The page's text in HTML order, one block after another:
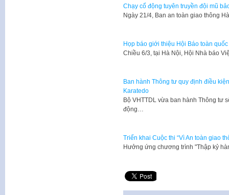
Chạy cổ động tuyên truyền đội mũ
​Ngày 21/4, Ban an toàn giao thông
Họp báo giới thiệu Hội Báo toàn
Chiều 6/3, tại Hà Nội, Hội Nhà báo
Ban hành Thông tư quy định điều
Karatedo
Bộ VHTTDL vừa ban hành Thông tư
động…
Triển khai Cuộc thi “Vì An toàn giao
Hưởng ứng chương trình "Thập kỷ